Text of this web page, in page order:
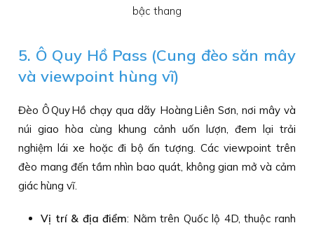
bậc thang
5. Ô Quy Hồ Pass (Cung đèo săn mây
và viewpoint hùng vĩ)
Đèo Ô Quy Hồ chạy qua dãy Hoàng Liên Sơn, nơi mây và
núi giao hòa cùng khung cảnh uốn lượn, đem lại trải
nghiệm lái xe hoặc đi bộ ấn tượng. Các viewpoint trên
đèo mang đến tầm nhìn bao quát, không gian mở và cảm
giác hùng vĩ.
Vị trí & địa điểm: Nằm trên Quốc lộ 4D, thuộc ranh